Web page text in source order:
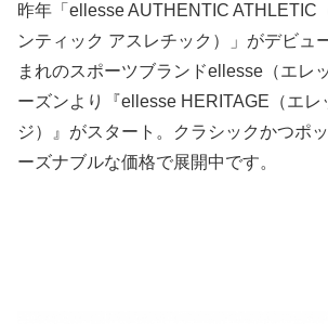
昨年「ellesse AUTHENTIC ATHLETIC
ンティック アスレチック）」がデビュ
まれのスポーツブランドellesse（エレ
ーズンより『ellesse HERITAGE（エレ
ジ）』がスタート。クラシックかつポ
ーズナブルな価格で展開中です。